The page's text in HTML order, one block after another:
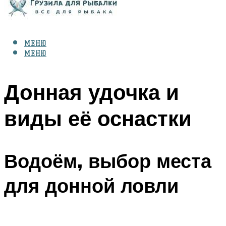
СНАРЯЖЕНИЕ
МЕНЮ
МЕНЮ
Донная удочка и
виды её оснастки
Водоём, выбор места
для донной ловли